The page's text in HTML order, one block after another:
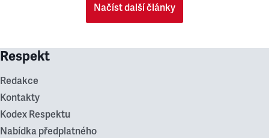
Načíst další články
Respekt
Redakce
Kontakty
Kodex Respektu
Nabídka předplatného